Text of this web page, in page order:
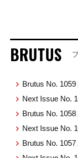
BRUTUS
Brutus No.
Next Issue No.
Brutus No.
Next Issue No.
Brutus No.